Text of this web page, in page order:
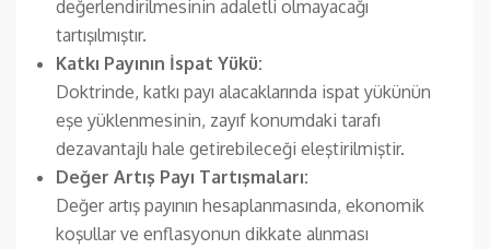
değerlendirilmesinin adaletli olmayacağı
tartışılmıştır.
Katkı Payının İspat Yükü:
Doktrinde, katkı payı alacaklarında ispat yükünün
eşe yüklenmesinin, zayıf konumdaki tarafı
dezavantajlı hale getirebileceği eleştirilmiştir.
Değer Artış Payı Tartışmaları:
Değer artış payının hesaplanmasında, ekonomik
koşullar ve enflasyonun dikkate alınması